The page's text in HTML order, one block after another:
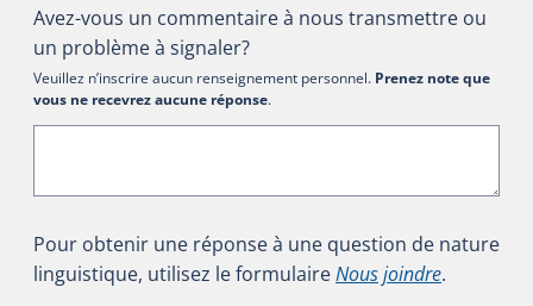
Avez-vous un commentaire à nous transmettre ou
un problème à signaler?
Veuillez n’inscrire aucun renseignement personnel. Prenez note que
vous ne recevrez aucune réponse.
Pour obtenir une réponse à une question de nature
linguistique, utilisez le formulaireNous joindre.